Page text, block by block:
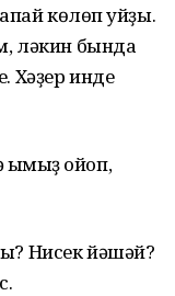
көлөп ҡуйҙы.
ләкин бында
Хәҙер инде
ҡойоп,
Нисек йәшәй?